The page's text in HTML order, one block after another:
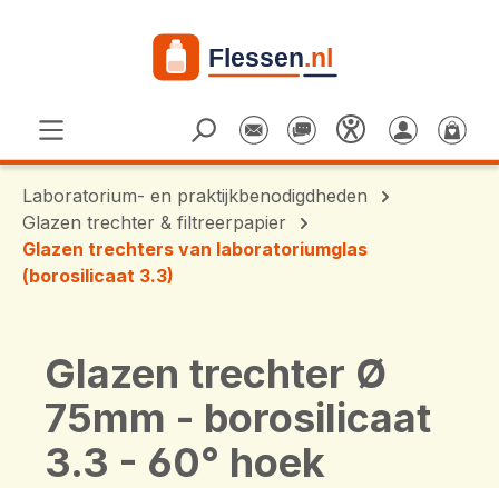
Laboratorium- en praktijkbenodigdheden
Glazen trechter & filtreerpapier
Glazen trechters van laboratoriumglas
(borosilicaat 3.3)
Glazen trechter Ø
75mm - borosilicaat
3.3 - 60° hoek